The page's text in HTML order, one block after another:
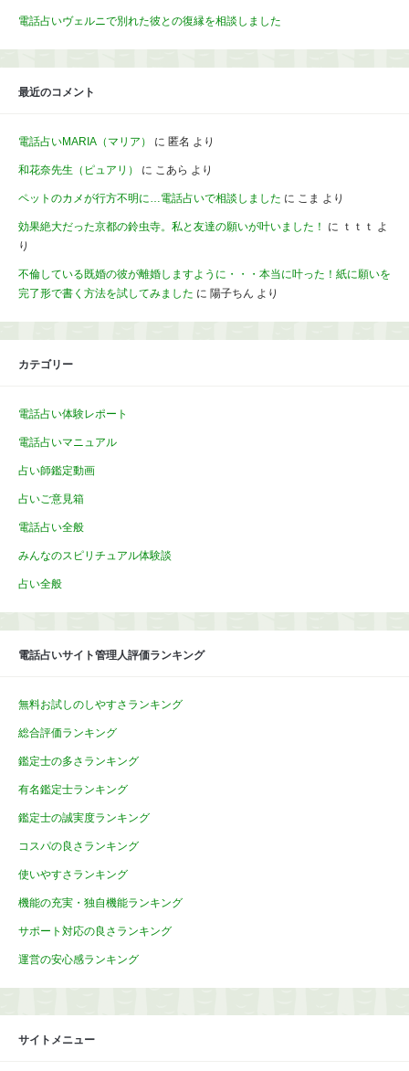
電話占いヴェルニで別れた彼との復縁を相談しました
最近のコメント
電話占いMARIA（マリア） に 匿名 より
和花奈先生（ピュアリ） に こあら より
ペットのカメが行方不明に…電話占いで相談しました に こま より
効果絶大だった京都の鈴虫寺。私と友達の願いが叶いました！ に ｔｔｔ
よ
り
不倫している既婚の彼が離婚しますように・・・本当に叶った！紙に願いを
完了形で書く方法を試してみました に 陽子ちん より
カテゴリー
電話占い体験レポート
電話占いマニュアル
占い師鑑定動画
占いご意見箱
電話占い全般
みんなのスピリチュアル体験談
占い全般
電話占いサイト管理人評価ランキング
無料お試しのしやすさランキング
総合評価ランキング
鑑定士の多さランキング
有名鑑定士ランキング
鑑定士の誠実度ランキング
コスパの良さランキング
使いやすさランキング
機能の充実・独自機能ランキング
サポート対応の良さランキング
運営の安心感ランキング
サイトメニュー